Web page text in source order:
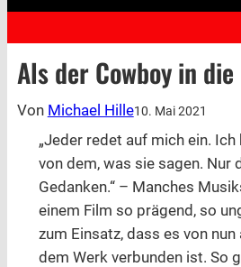
Als der Cowboy in
Von Michael Hille10. Mai 2021
„Jeder redet auf mich ein.
von dem, was sie sagen. Nur
Gedanken.“ – Manches
einem Film so prägend, so
zum Einsatz, dass es von
dem Werk verbunden ist. So